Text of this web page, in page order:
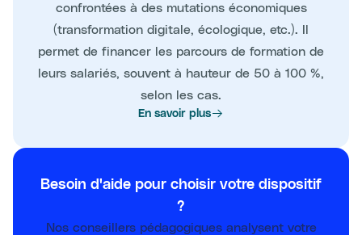
confrontées à des mutations économiques
(transformation digitale, écologique, etc.). Il
permet de financer les parcours de formation de
leurs salariés, souvent à hauteur de 50 à 100 %,
selon les cas.
En savoir plus
Besoin d'aide pour choisir votre dispositif
?
Nos conseillers pédagogiques analysent votre